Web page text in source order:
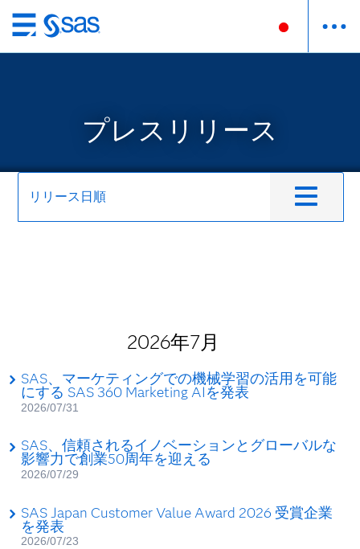
Skip
to
プレスリリース
リリース日順
2026年7月
SAS、マーケティングでの機械学習の活用を可能
にする SAS 360 Marketing AIを発表
2026/07/31
SAS、信頼されるイノベーションとグローバルな
影響力で創業50周年を迎える
2026/07/29
SAS Japan Customer Value Award 2026 受賞企業
を発表
2026/07/23